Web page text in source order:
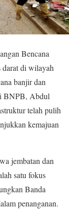
Bencana
darat di wilayah
banjir dan
BNPB, Abdul
telah pulih
kemajuan
jembatan dan
satu fokus
Banda
penanganan.